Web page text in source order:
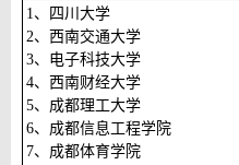
1、四川大学
2、西南交通大学
3、电子科技大学
4、西南财经大学
5、成都理工大学
6、成都信息工程学院
7、成都体育学院